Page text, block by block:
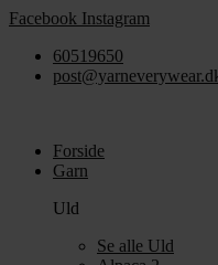
Videre
indhold
Facebook Instagram
60519650
Forside
Garn
Uld
Se alle Uld